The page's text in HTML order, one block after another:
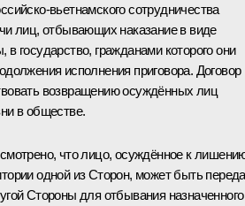
вьетнамского сотрудничества
лиц, отбывающих наказание в виде
государство, гражданами которого они
исполнения приговора. Договор
возвращению осуждённых лиц
в обществе.
что лицо, осуждённое к
одной из Сторон, может быть
Стороны для отбывания назначенного